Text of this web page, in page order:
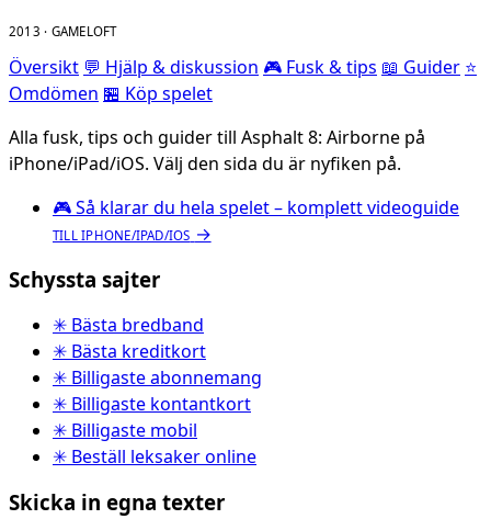
2013 · GAMELOFT
Översikt 💬 Hjälp & diskussion 🎮 Fusk & tips 📖 Guider ⭐
Omdömen 🏪 Köp spelet
Alla fusk, tips och guider till Asphalt 8: Airborne på
iPhone/iPad/iOS. Välj den sida du är nyfiken på.
🎮Så klarar du hela spelet – komplett videoguide
TILL IPHONE/IPAD/IOS →
Schyssta sajter
✳ Bästa bredband
✳ Bästa kreditkort
✳ Billigaste abonnemang
✳ Billigaste kontantkort
✳ Billigaste mobil
✳ Beställ leksaker online
Skicka in egna texter